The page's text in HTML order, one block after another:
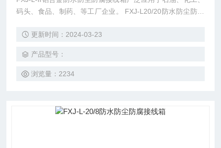
码头、食品、制药、等工厂企业。 FXJ-L20/20防水防尘防腐
尘防腐接线箱箱体外壳采用抗冲击、耐腐蚀的工程塑料模压成
用优质钢板折叠焊接而成，表面喷塑处理。
更新时间：2024-03-23
产品型号：
浏览量：2234